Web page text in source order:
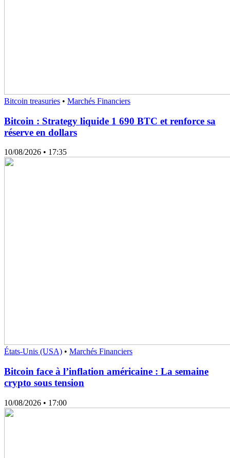
Bitcoin treasuries • Marchés Financiers
Bitcoin : Strategy liquide 1 690 BTC et renforce sa
réserve en dollars
10/08/2026 • 17:35
États-Unis (USA) • Marchés Financiers
Bitcoin face à l’inflation américaine : La semaine
crypto sous tension
10/08/2026 • 17:00